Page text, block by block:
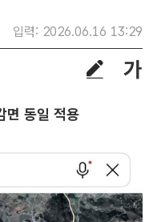
입력: 2026.06.16 13:29
면 동일 적용